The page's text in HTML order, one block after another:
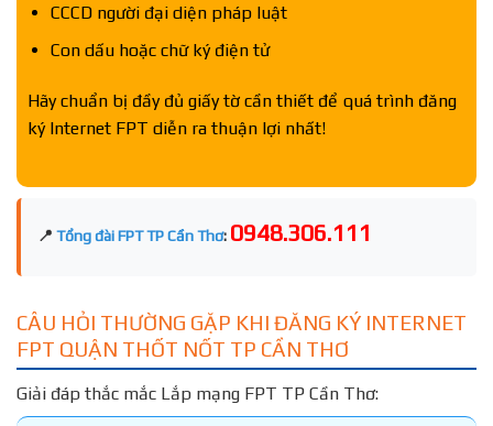
CCCD người đại diện pháp luật
Con dấu hoặc chữ ký điện tử
Hãy chuẩn bị đầy đủ giấy tờ cần thiết để quá trình đăng
ký Internet FPT diễn ra thuận lợi nhất!
📍 Tổng đài FPT TP Cần Thơ: 0948.306.111
CÂU HỎI THƯỜNG GẶP KHI ĐĂNG KÝ INTERNET
FPT QUẬN THỐT NỐT TP CẦN THƠ
Giải đáp thắc mắc Lắp mạng FPT TP Cần Thơ: